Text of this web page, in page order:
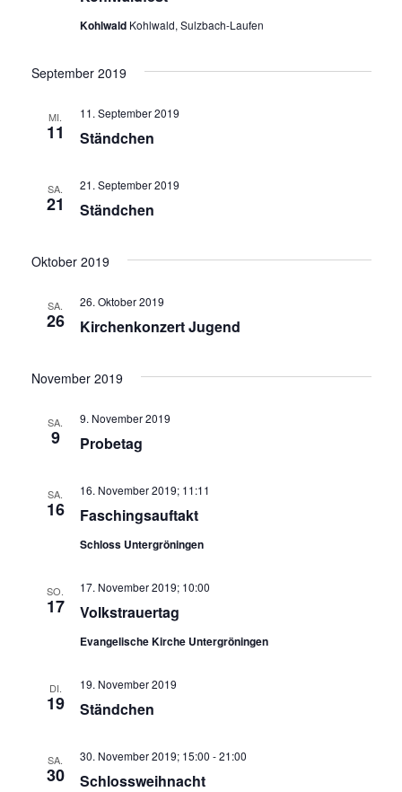
Kohlwald Kohlwald, Sulzbach-Laufen
September 2019
MI.
11 Ständchen
11. September 2019
SA.
21 Ständchen
21. September 2019
Oktober 2019
SA.
26 Kirchenkonzert Jugend
26. Oktober 2019
November 2019
SA.
9 Probetag
9. November 2019
SA.
16 Faschingsauftakt
16. November 2019; 11:11
Schloss Untergröningen
SO.
17 Volkstrauertag
17. November 2019; 10:00
Evangelische Kirche Untergröningen
DI.
19 Ständchen
19. November 2019
SA.
30 Schlossweihnacht
30. November 2019; 15:00 -21:00